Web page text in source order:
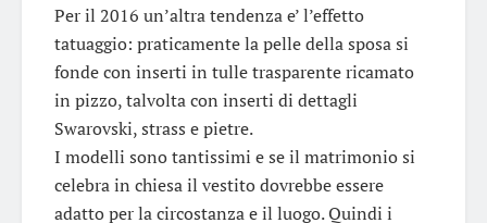
Per il 2016 un’altra tendenza e’ l’effetto
tatuaggio: praticamente la pelle della sposa si
fonde con inserti in tulle trasparente ricamato
in pizzo, talvolta con inserti di dettagli
Swarovski, strass e pietre.
I modelli sono tantissimi e se il matrimonio si
celebra in chiesa il vestito dovrebbe essere
adatto per la circostanza e il luogo. Quindi i